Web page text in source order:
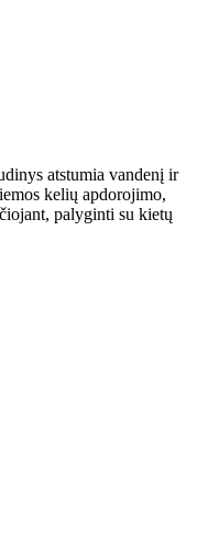
atstumia vandenį ir
kelių apdorojimo,
palyginti su kietų